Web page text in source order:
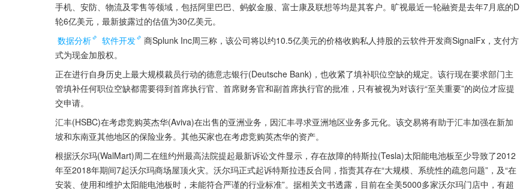
手机、安防、物流及零售等领域，包括阿里巴巴、蚂蚁金服、富士康及联想等均是其客户。旷视最近一轮融资是去年7月底的D
轮6亿美元，最新披露过的估值为30亿美元。
数据分析
软件开发
商Splunk Inc周三称，该公司将以约10.5亿美元的价格收购私人持股的云软件开发商SignalFx，支付方
式为现金加股权。
正在进行自身历史上最大规模裁员行动的德意志银行(Deutsche Bank)，也收紧了填补职位空缺的规定。该行现在要求部门主
管填补任何职位空缺都需要得到首席执行官、首席财务官和副首席执行官的批准，只有被视为对该行“至关重要”的岗位才应提
交申请。
汇丰(HSBC)在考虑竞购英杰华(Aviva)在出售的亚洲业务，因汇丰寻求亚洲地区业务多元化。该交易将有助于汇丰加强在新加
坡和东南亚其他地区的保险业务。其他买家也在考虑竞购英杰华的资产。
根据沃尔玛(WalMart)周二在纽约州最高法院提起最新诉讼文件显示，存在故障的特斯拉(Tesla)太阳能电池板至少导致了2012
年至2018年期间7起沃尔玛商场屋顶火灾。沃尔玛正式起诉特斯拉违反合同，指责其存在“大规模、系统性的疏忽问题”，及“在
安装、使用和维护太阳能电池板时，未能符合严谨的行业标准”。据相关文书透露，目前在全美5000多家沃尔玛门店中，有超